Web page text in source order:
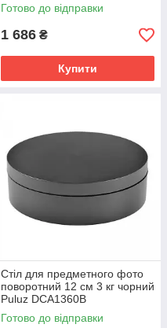
Готово до відправки
1 686 ₴
Купити
Стіл для предметного фото
поворотний 12 см 3 кг чорний
Puluz DCA1360B
Готово до відправки